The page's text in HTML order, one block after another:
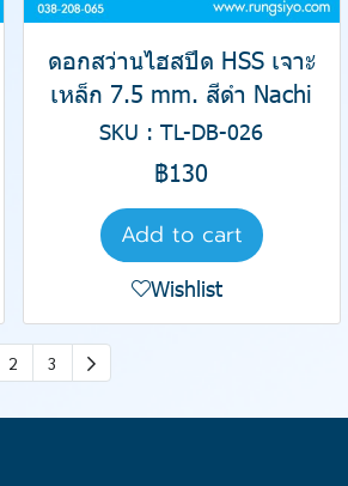
ดอกสว่านไฮสปีด HSS เจาะ
เหล็ก 7.5 mm. สีดำ Nachi
SKU : TL-DB-026
฿130
Add to cart
Wishlist
2 3